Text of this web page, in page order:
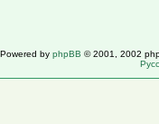
Powered by phpBB © 2001, 2002